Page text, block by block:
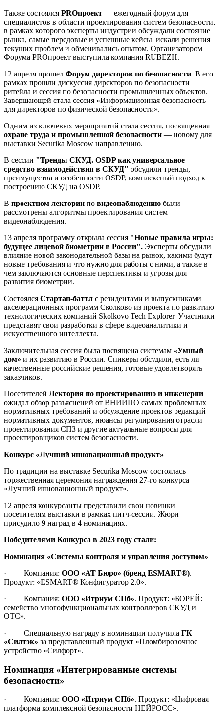
Также состоялся PROпроект — ежегодный форум для
специалистов в области проектирования систем безопасности,
в рамках которого эксперты индустрии обсуждали состояние
рынка, самые передовые и успешные кейсы, искали решения
текущих проблем и обменивались опытом. Организатором
Форума PROпроект выступила компания RUBEZH.
12 апреля прошел Форум директоров по безопасности. В его
рамках прошли дискуссия директоров по безопасности
ритейла и сессия по безопасности промышленных объектов.
Завершающей стала сессия «Информационная безопасность
для директоров по физической безопасности».
Одним из ключевых мероприятий стала сессия, посвященная
охране труда и промышленной безопасности — новому для
выставки Securika Moscow направлению.
В сессии "Тренды СКУД. OSDP как универсальное
средство взаимодействия в СКУД" обсудили тренды,
преимущества и особенности OSDP, комплексный подход к
построению СКУД на OSDP.
В проектном лектории по видеонаблюдению были
рассмотрены алгоритмы проектирования систем
видеонаблюдения.
13 апреля программу открыла сессия "Новые правила игры:
будущее лицевой биометрии в России". Эксперты обсудили
влияние новой законодательной базы на рынок, какими будут
новые требования и что нужно для работы с ними, а также в
чем заключаются основные перспективы и угрозы для
развития биометрии.
Состоялся Стартап-баттл с резидентами и выпускниками
акселерационных программ Сколково из проекта по развитию
технологических компаний Skolkovo Tech Explorer. Участники
представят свои разработки в сфере видеоаналитики и
искусственного интеллекта.
Заключительная сессия была посвящена системам «Умный
дом» и их развитию в России. Спикеры обсудили, есть ли
качественные российские решения, готовые удовлетворять
заказчиков.
Посетителей Лектория по проектированию и инженерии
ожидал обзор разъяснений от ВНИИПО самых проблемных
нормативных требований и обсуждение проектов редакций
нормативных документов, нюансы регулирования отрасли
проектирования СПЗ и другие актуальные вопросы для
проектировщиков систем безопасности.
Конкурс «Лучший инновационный продукт»
По традиции на выставке Securika Moscow состоялась
торжественная церемония награждения 27-го конкурса
«Лучший инновационный продукт».
12 апреля конкурсанты представили свои новинки
посетителям выставки в рамках питч-сессии. Жюри
присудило 9 наград в 4 номинациях.
Победителями Конкурса в 2023 году стали:
Номинация «Системы контроля и управления доступом»
· Компания: ООО «АТ Бюро» (бренд ESMART®).
Продукт: «ESMART® Конфигуратор 2.0».
· Компания: ООО «Итриум СПб». Продукт: «БОРЕЙ:
семейство многофункциональных контроллеров СКУД и
ОТС».
· Специальную награду в номинации получила ГК
«Силтэк» за представленный продукт «Пломбировочное
устройство «Силфорт».
Номинация «Интегрированные системы
безопасности»
· Компания: ООО «Итриум СПб». Продукт: «Цифровая
платформа комплексной безопасности НЕЙРОСС».